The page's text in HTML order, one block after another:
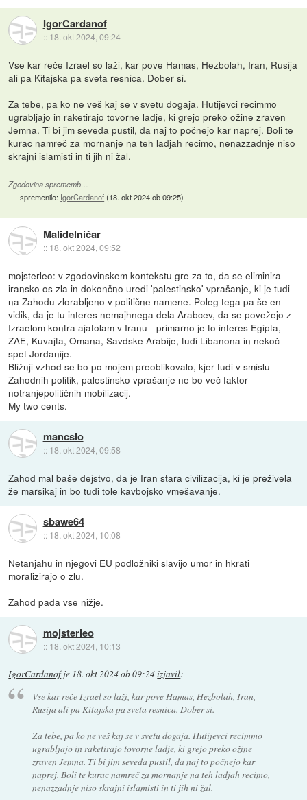
IgorCardanof
:: 18. okt 2024, 09:24
Vse kar reče Izrael so laži, kar pove Hamas, Hezbolah, Iran, Rusija
ali pa Kitajska pa sveta resnica. Dober si.
Za tebe, pa ko ne veš kaj se v svetu dogaja. Hutijevci recimmo
ugrabljajo in raketirajo tovorne ladje, ki grejo preko ožine zraven
Jemna. Ti bi jim seveda pustil, da naj to počnejo kar naprej. Boli te
kurac namreč za mornanje na teh ladjah recimo, nenazzadnje niso
skrajni islamisti in ti jih ni žal.
Zgodovina sprememb…
spremenilo: IgorCardanof(18. okt 2024 ob 09:25)
Malidelničar
:: 18. okt 2024, 09:52
mojsterleo: v zgodovinskem kontekstu gre za to, da se eliminira
iransko os zla in dokončno uredi 'palestinsko' vprašanje, ki je tudi
na Zahodu zlorabljeno v politične namene. Poleg tega pa še en
vidik, da je tu interes nemajhnega dela Arabcev, da se povežejo z
Izraelom kontra ajatolam v Iranu - primarno je to interes Egipta,
ZAE, Kuvajta, Omana, Savdske Arabije, tudi Libanona in nekoč
spet Jordanije.
Bližnji vzhod se bo po mojem preoblikovalo, kjer tudi v smislu
Zahodnih politik, palestinsko vprašanje ne bo več faktor
notranjepolitičnih mobilizacij.
My two cents.
mancslo
:: 18. okt 2024, 09:58
Zahod mal baše dejstvo, da je Iran stara civilizacija, ki je preživela
že marsikaj in bo tudi tole kavbojsko vmešavanje.
sbawe64
:: 18. okt 2024, 10:08
Netanjahu in njegovi EU podložniki slavijo umor in hkrati
moralizirajo o zlu.
Zahod pada vse nižje.
mojsterleo
:: 18. okt 2024, 10:13
IgorCardanofje 18. okt 2024 ob 09:24izjavil:
Vse kar reče Izrael so laži, kar pove Hamas, Hezbolah, Iran,
Rusija ali pa Kitajska pa sveta resnica. Dober si.
Za tebe, pa ko ne veš kaj se v svetu dogaja. Hutijevci recimmo
ugrabljajo in raketirajo tovorne ladje, ki grejo preko ožine
zraven Jemna. Ti bi jim seveda pustil, da naj to počnejo kar
naprej. Boli te kurac namreč za mornanje na teh ladjah recimo,
nenazzadnje niso skrajni islamisti in ti jih ni žal.